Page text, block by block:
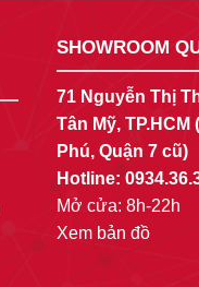
SHOWROOM
71 Nguyễn Thị
Tân Mỹ,
Phú, Quận 7 cũ)
Hotline:
Mở cửa: 8h-22h
Xem bản đồ